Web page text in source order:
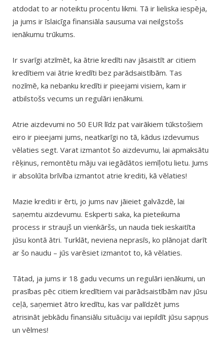
atdodat to ar noteiktu procentu likmi. Tā ir lieliska iespēja,
ja jums ir īslaicīga finansiāla sausuma vai neilgstošs
ienākumu trūkums.
Ir svarīgi atzīmēt, ka ātrie kredīti nav jāsaistīt ar citiem
kredītiem vai ātrie kredīti bez parādsaistībām. Tas
nozīmē, ka nebanku kredīti ir pieejami visiem, kam ir
atbilstošs vecums un regulāri ienākumi.
Atrie aizdevumi no 50 EUR līdz pat vairākiem tūkstošiem
eiro ir pieejami jums, neatkarīgi no tā, kādus izdevumus
vēlaties segt. Varat izmantot šo aizdevumu, lai apmaksātu
rēķinus, remontētu māju vai iegādātos iemīļotu lietu. Jums
ir absolūta brīvība izmantot atrie krediti, kā vēlaties!
Mazie krediti ir ērti, jo jums nav jāieiet galvāzdē, lai
saņemtu aizdevumu. Eskperti saka, ka pieteikuma
process ir straujš un vienkāršs, un nauda tiek ieskaitīta
jūsu kontā ātri. Turklāt, neviena neprasīs, ko plānojat darīt
ar šo naudu – jūs varēsiet izmantot to, kā vēlaties.
Tātad, ja jums ir 18 gadu vecums un regulāri ienākumi, un
prasības pēc citiem kredītiem vai parādsaistībām nav jūsu
ceļā, saņemiet ātro kredītu, kas var palīdzēt jums
atrisināt jebkādu finansiālu situāciju vai iepildīt jūsu sapņus
un vēlmes!